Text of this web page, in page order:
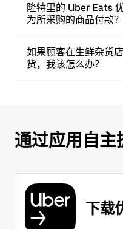
隆特里的 Uber Eats
为所采购的商品付款？
如果顾客在生鲜杂货
货，我该怎么办？
通过应用自主
下载